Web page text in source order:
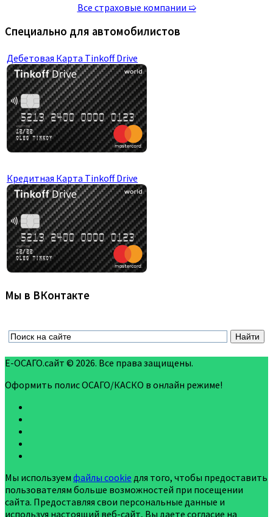
Все страховые компании ➯
Специально для автомобилистов
Дебетовая Карта Tinkoff Drive
Кредитная Карта Tinkoff Drive
Мы в ВКонтакте
Е-ОСАГО.сайт © 2026. Все права защищены.
Оформить полис ОСАГО/КАСКО в онлайн режиме!
Мы используем файлы cookie для того, чтобы предоставить
пользователям больше возможностей при посещении
сайта. Предоставляя свои персональные данные и
используя настоящий веб-сайт, Вы даете согласие на